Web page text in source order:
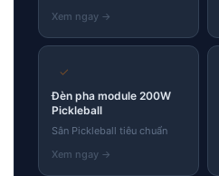
✓
Đèn pha module 200W
Pickleball
Sân Pickleball tiêu chuẩn